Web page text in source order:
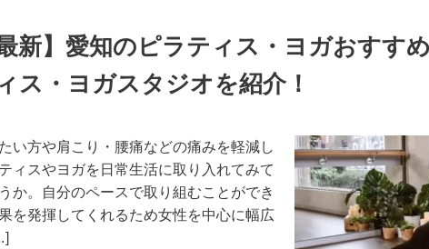
最新】愛知のピラティス・ヨガおすす
ス・ヨガスタジオを紹介！
い方や肩こり・腰痛などの痛みを軽減し
ィスやヨガを日常生活に取り入れてみて
か。自分のペースで取り組むことができ
を発揮してくれるため女性を中心に幅広